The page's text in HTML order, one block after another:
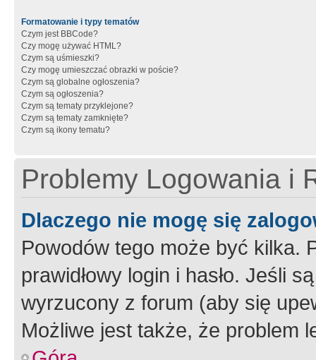
Formatowanie i typy tematów
Czym jest BBCode?
Czy mogę używać HTML?
Czym są uśmieszki?
Czy mogę umieszczać obrazki w poście?
Czym są globalne ogłoszenia?
Czym są ogłoszenia?
Czym są tematy przyklejone?
Czym są tematy zamknięte?
Czym są ikony tematu?
Problemy Logowania i
Dlaczego nie mogę się
Powodów tego może być kilka.
prawidłowy login i hasło. Jeśli
wyrzucony z forum (aby się
Możliwe jest także, że problem